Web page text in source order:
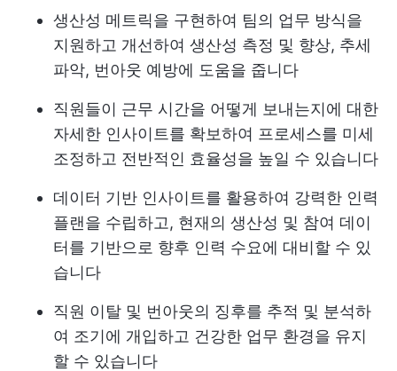
생산성 메트릭을 구현하여 팀의 업무 방식을
지원하고 개선하여 생산성 측정 및 향상, 추세
파악, 번아웃 예방에 도움을 줍니다
직원들이 근무 시간을 어떻게 보내는지에 대한
자세한 인사이트를 확보하여 프로세스를 미세
조정하고 전반적인 효율성을 높일 수 있습니다
데이터 기반 인사이트를 활용하여 강력한 인력
플랜을 수립하고, 현재의 생산성 및 참여 데이
터를 기반으로 향후 인력 수요에 대비할 수 있
습니다
직원 이탈 및 번아웃의 징후를 추적 및 분석하
여 조기에 개입하고 건강한 업무 환경을 유지
할 수 있습니다